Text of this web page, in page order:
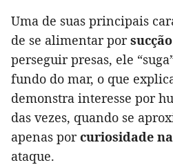
Uma de suas principais
de se alimentar porsucção
perseguir presas, ele
fundo do mar, o que
demonstra interesse por
das vezes, quando se
apenas porcuriosidade
ataque.